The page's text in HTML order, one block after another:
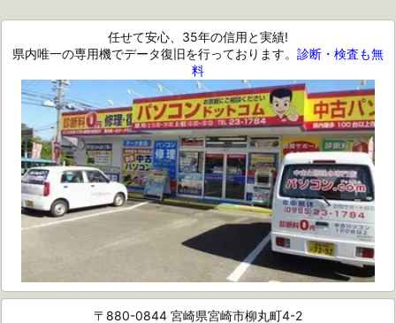
任せて安心、35年の信用と実績!
県内唯一の専用機でデータ復旧を行っております。 診断・検査も無
料
〒880-0844 宮崎県宮崎市柳丸町4-2